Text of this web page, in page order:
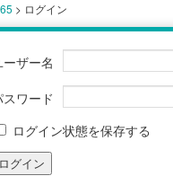
> ログイン
ーザー名
スワード
ログイン状態を保存する